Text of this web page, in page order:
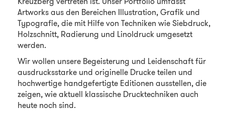
Artworks aus den Bereichen Illustration, Grafik und
Typografie, die mit Hilfe von Techniken wie Siebdruck,
Holzschnitt, Radierung und Linoldruck umgesetzt
werden.
Wir wollen unsere Begeisterung und Leidenschaft für
ausdrucksstarke und originelle Drucke teilen und
hochwertige handgefertigte Editionen ausstellen, die
zeigen, wie aktuell klassische Drucktechniken auch
heute noch sind.